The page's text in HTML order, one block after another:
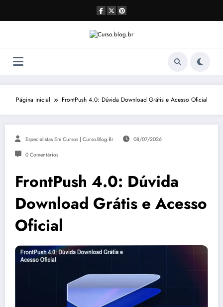
o
Página inicial FrontPush 4.0: Dúvida Download Grátis e Acesso Oficial
Especialistas Em Cursos | Curso.blog.br 08/07/2026
0 Comentários
FrontPush 4.0: Dúvida
Download Grátis e Acesso
Oficial